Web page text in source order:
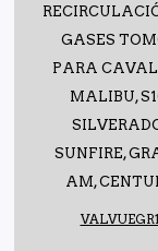
GASES
PARA
MALIBU,
SUNFIRE,
AM,
VALVUEGR1